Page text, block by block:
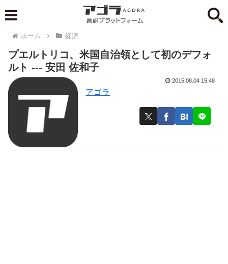
ホーム 経済
プエルトリコ、米国自治領として初のデフォ
ルト --- 安田 佐和子
アゴラ
2015.08.04 15:48